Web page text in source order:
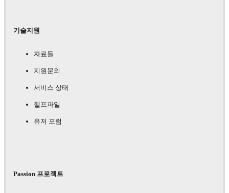
기술지원
자료들
지원문의
서비스 상태
헬프파일
유저 포럼
Passion 프로젝트